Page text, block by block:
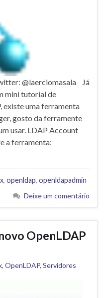
@laerciomasala Já
mini tutorial de
existe uma ferramenta
gosto da ferramente
usar. LDAP Account
a ferramenta:
, openldap, openldapadmin
Deixe um comentário
OpenLDAP
, OpenLDAP, Servidores